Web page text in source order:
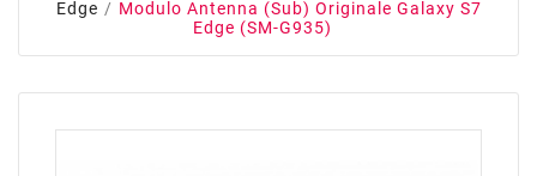
Edge
Modulo Antenna (Sub) Originale Galaxy S7
Edge (SM-G935)